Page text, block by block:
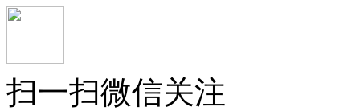
扫一扫微信关注